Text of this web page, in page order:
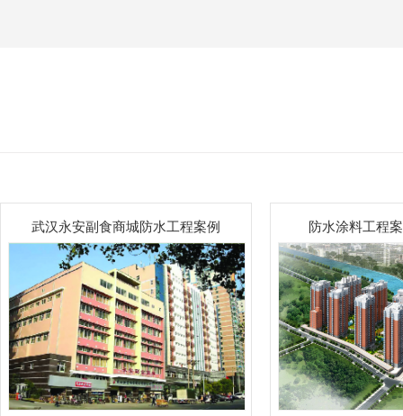
城防水工程案例 防水涂料工程案例一太原小区